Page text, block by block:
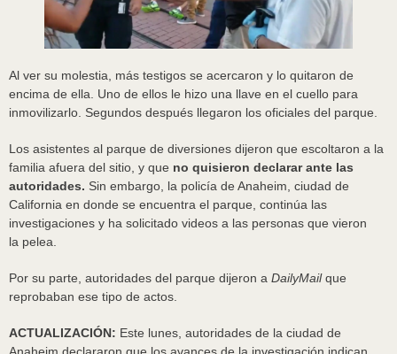
Al ver su molestia, más testigos se acercaron y lo quitaron de
encima de ella. Uno de ellos le hizo una llave en el cuello para
inmovilizarlo. Segundos después llegaron los oficiales del parque.
Los asistentes al parque de diversiones dijeron que escoltaron a la
familia afuera del sitio, y que no quisieron declarar ante las
autoridades. Sin embargo, la policía de Anaheim, ciudad de
California en donde se encuentra el parque, continúa las
investigaciones y ha solicitado videos a las personas que vieron
la pelea.
Por su parte, autoridades del parque dijeron a DailyMailque
reprobaban ese tipo de actos.
ACTUALIZACIÓN: Este lunes, autoridades de la ciudad de